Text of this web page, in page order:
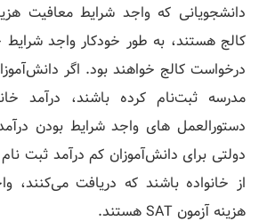
کالج هستند، به طور خودکار واجد شرایط
درخواست کالج خواهند بود. اگر
مدرسه ثبت‌نام کرده باشند، درآمد
دستورالعمل‌ های واجد شرایط بودن
دولتی برای دانش‌آموزان کم‌ درآمد ثبت
از خانواده باشند که دریافت می‌کنند،
هزینه آزمون SAT هستند.